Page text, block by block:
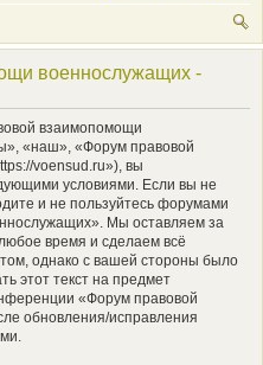
ои
военнослужащих -
взаимопомощи
«наш», «Форум правовой
voensud.ru»), вы
условиями. Если вы не
и не пользуйтесь форумами
Мы оставляем за
время и сделаем всё
однако с вашей стороны было
этот текст на предмет
«Форум правовой
обновления/исправления